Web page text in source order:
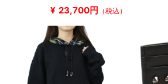
¥ 23,700円 （税込）